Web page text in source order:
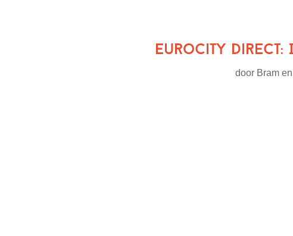
Eurocity Direct:
door Bram